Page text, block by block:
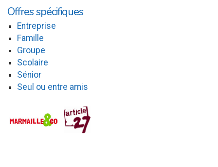
Offres spécifiques
Entreprise
Famille
Groupe
Scolaire
Sénior
Seul ou entre amis